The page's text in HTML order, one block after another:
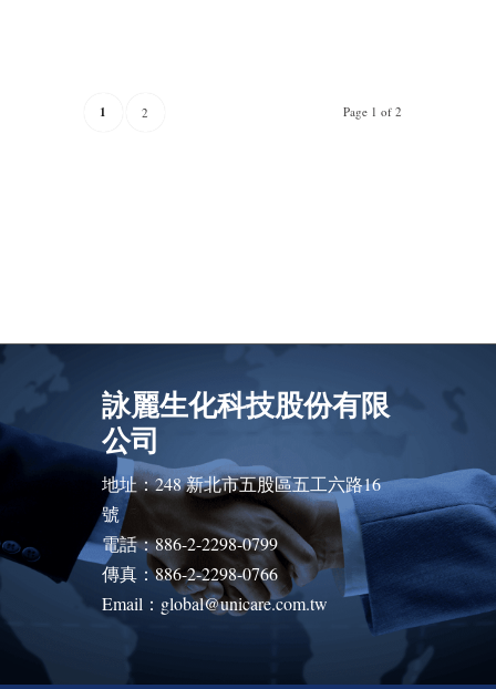
Page 1 of 2
1 2
詠麗生化科技股份有限
公司
地址：248 新北市五股區五工六路16
號
電話：886-2-2298-0799
傳真：886-2-2298-0766
Email：global@unicare.com.tw